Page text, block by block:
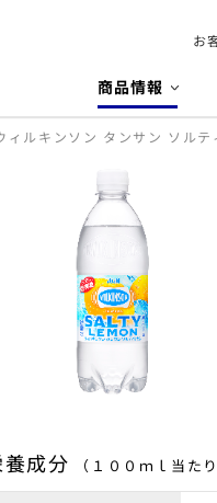
お
商品情報
ィルキンソン タンサン ソル
成分 （１００ｍｌ当たり